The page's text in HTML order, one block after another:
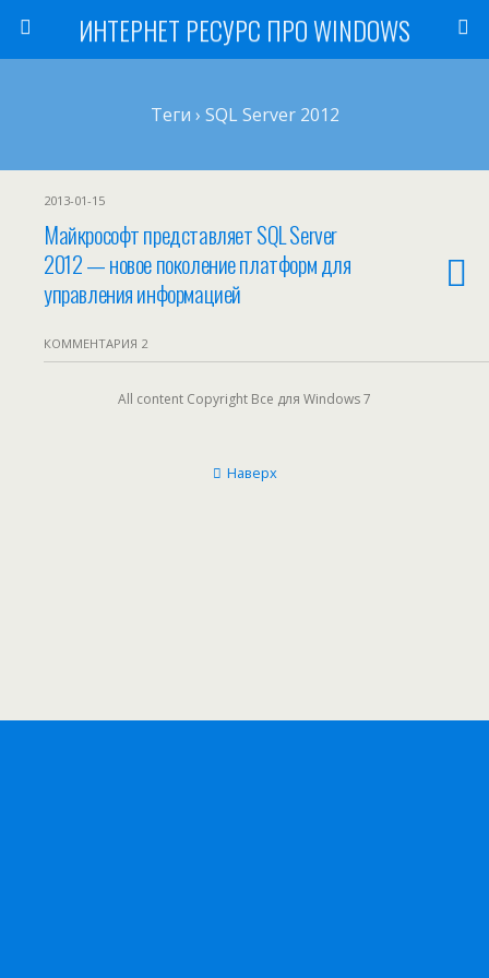
ИНТЕРНЕТ РЕСУРС ПРО WINDOWS
Теги › SQL Server 2012
2013-01-15
Майкрософт представляет SQL Server
2012 — новое поколение платформ для
управления информацией
КОММЕНТАРИЯ 2
All content Copyright Все для Windows 7
Наверх